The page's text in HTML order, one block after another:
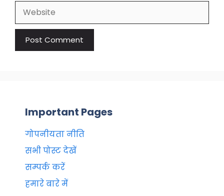
Website
Important Pages
गोपनीयता नीति
सभी पोस्ट देखें
सम्पर्क करें
हमारे बारे में